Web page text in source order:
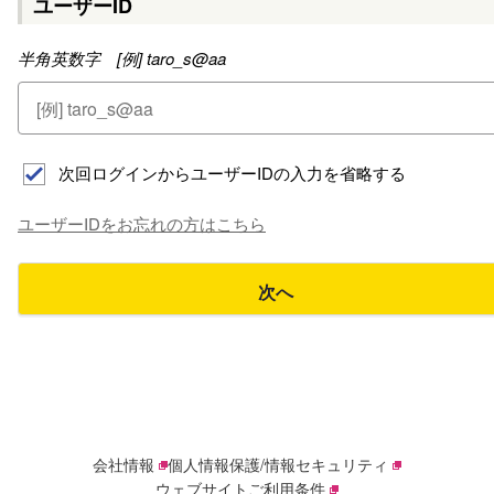
半角英数字 [例] taro_s@aa
次回ログインからユーザーIDの入力を省略する
ユーザーIDをお忘れの方はこちら
次へ
会社情報
個人情報保護/情報セキュリティ
ウェブサイトご利用条件